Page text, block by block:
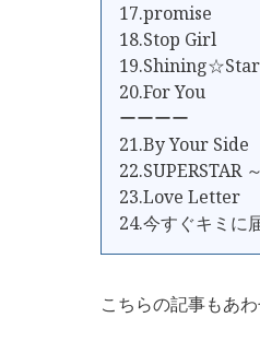
17.promise
18.Stop Girl
19.Shining☆Star
20.For You
ーーーー
21.By Your Side
22.SUPERSTAR
23.Love Letter
24.今すぐキミに
こちらの記事もあ